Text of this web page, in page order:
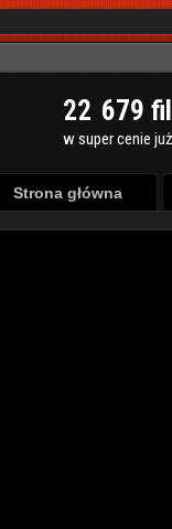
22 679
w super cenie
Strona główna